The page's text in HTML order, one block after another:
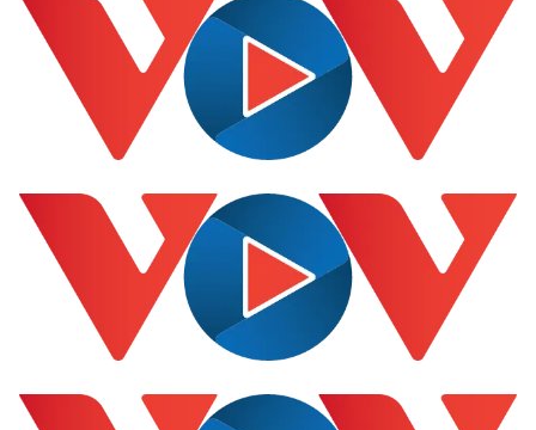
Bất động sản
Khởi nghiệp
Giá vàng
Tiêu dùng
Tỷ giá
Chứng khoán
Giá cà phê